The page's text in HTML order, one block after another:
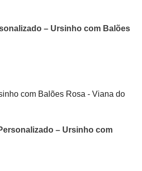
– Ursinho com Balões
– Ursinho com